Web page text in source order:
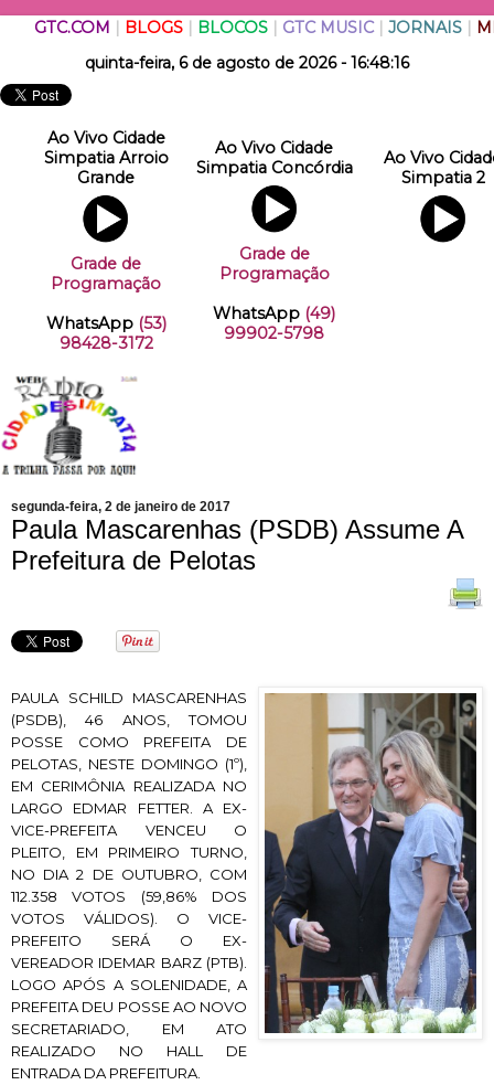
GTC.COM BLOGS| BLOCOS| GTC MUSIC| JORNAIS|
quinta-feira, 6 de agosto de 2026 - 16:48:17
Ao Vivo Cidade
Simpatia Arroio
Grande
Grade de
Programação
WhatsApp (53)
98428-3172
Ao Vivo Cidade
Simpatia Concórdia
Grade de
Programação
WhatsApp (49)
99902-5798
Ao Vivo
Simpatia 2
segunda-feira, 2 de janeiro de 2017
Paula Mascarenhas (PSDB) Assume A
Prefeitura de Pelotas
PAULA SCHILD MASCARENHAS
(PSDB), 46 ANOS, TOMOU
POSSE COMO PREFEITA DE
PELOTAS, NESTE DOMINGO (1º),
EM CERIMÔNIA REALIZADA NO
LARGO EDMAR FETTER. A EX-
VICE-PREFEITA VENCEU O
PLEITO, EM PRIMEIRO TURNO,
NO DIA 2 DE OUTUBRO, COM
112.358 VOTOS (59,86% DOS
VOTOS VÁLIDOS). O VICE-
PREFEITO SERÁ O EX-
VEREADOR IDEMAR BARZ (PTB).
LOGO APÓS A SOLENIDADE, A
PREFEITA DEU POSSE AO NOVO
SECRETARIADO, EM ATO
REALIZADO NO HALL DE
ENTRADA DA PREFEITURA.